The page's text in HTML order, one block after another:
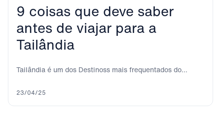
9 coisas que deve saber
antes de viajar para a
Tailândia
Tailândia é um dos Destinoss mais frequentados do
23/04/25